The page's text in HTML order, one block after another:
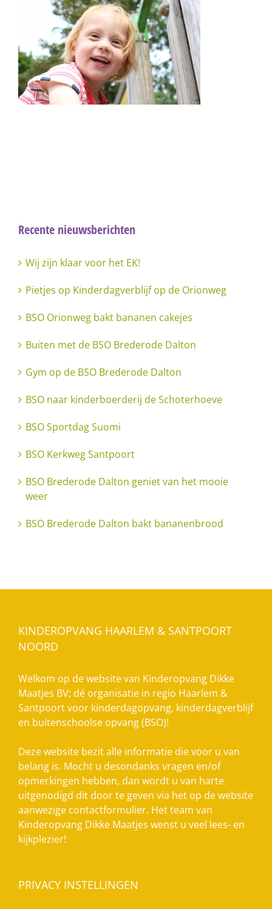
Recente nieuwsberichten
Wij zijn klaar voor het EK!
Pietjes op Kinderdagverblijf op de Orionweg
BSO Orionweg bakt bananen cakejes
Buiten met de BSO Brederode Dalton
Gym op de BSO Brederode Dalton
BSO naar kinderboerderij de Schoterhoeve
BSO Sportdag Suomi
BSO Kerkweg Santpoort
BSO Brederode Dalton geniet van het mooie
weer
BSO Brederode Dalton bakt bananenbrood
KINDEROPVANG HAARLEM & SANTPOORT
NOORD
Welkom op de website van Kinderopvang Dikke
Maatjes BV; dé organisatie in regio Haarlem &
Santpoort voor kinderdagopvang, kinderdagverblijf
en buitenschoolse opvang (BSO)!
Deze website bezit alle informatie die voor u van
belang is. Mocht u desondanks vragen en/of
opmerkingen hebben, dan wordt u van harte
uitgenodigd dit door te geven via het op de website
aanwezige contactformulier. Het team van
Kinderopvang Dikke Maatjes wenst u veel lees- en
kijkplezier!
PRIVACY INSTELLINGEN